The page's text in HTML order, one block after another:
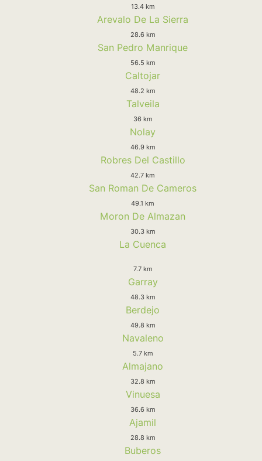
13.4 km
Arevalo De La Sierra
28.6 km
San Pedro Manrique
56.5 km
Caltojar
48.2 km
Talveila
36 km
Nolay
46.9 km
Robres Del Castillo
42.7 km
San Roman De Cameros
49.1 km
Moron De Almazan
30.3 km
La Cuenca
7.7 km
Garray
48.3 km
Berdejo
49.8 km
Navaleno
5.7 km
Almajano
32.8 km
Vinuesa
36.6 km
Ajamil
28.8 km
Buberos